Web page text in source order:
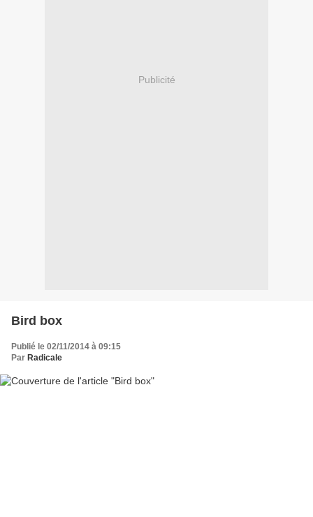
Publicité
Bird box
Publié le 02/11/2014 à 09:15
Par Radicale